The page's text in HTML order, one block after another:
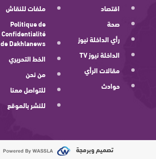
اقتصاد
صحة
رأي الداخلة نيوز
الداخلة نيوز TV
مقالات الرأي
حوادث
ملفات للنقاش
Politique de
Confidentialité
de Dakhlanews
الخط التحريري
من نحن
للتواصل معنا
للنشر بالموقع
تصميم وبرمجة